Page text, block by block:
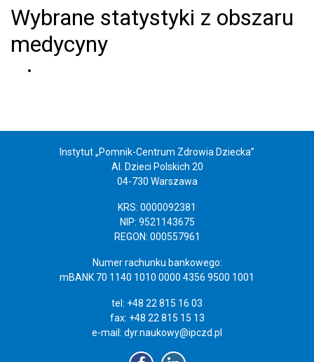
Wybrane statystyki z obszaru
medycyny
Instytut „Pomnik-Centrum Zdrowia Dziecka”
Al. Dzieci Polskich 20
04-730 Warszawa
KRS: 0000092381
NIP: 9521143675
REGON: 000557961
Numer rachunku bankowego:
mBANK 70 1140 1010 0000 4356 9500 1001
tel: +48 22 815 16 03
fax: +48 22 815 15 13
e-mail: dyr.naukowy@ipczd.pl